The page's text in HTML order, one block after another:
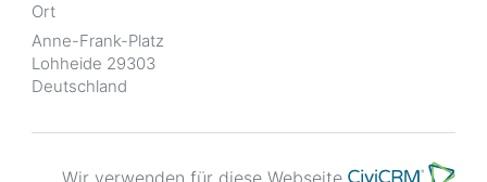
Ort
Anne-Frank-Platz
Lohheide 29303
Deutschland
Wir verwenden für diese Webseite